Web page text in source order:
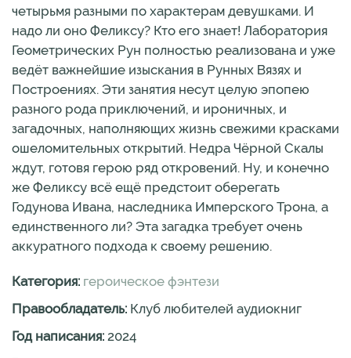
четырьмя разными по характерам девушками. И
надо ли оно Феликсу? Кто его знает! Лаборатория
Геометрических Рун полностью реализована и уже
ведёт важнейшие изыскания в Рунных Вязях и
Построениях. Эти занятия несут целую эпопею
разного рода приключений, и ироничных, и
загадочных, наполняющих жизнь свежими красками
ошеломительных открытий. Недра Чёрной Скалы
ждут, готовя герою ряд откровений. Ну, и конечно
же Феликсу всё ещё предстоит оберегать
Годунова Ивана, наследника Имперского Трона, а
единственного ли? Эта загадка требует очень
аккуратного подхода к своему решению.
Категория: героическое фэнтези
Правообладатель: Клуб любителей аудиокниг
Год написания: 2024